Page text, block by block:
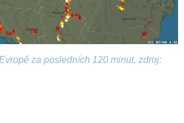
za posledních 120 minut, zdroj: